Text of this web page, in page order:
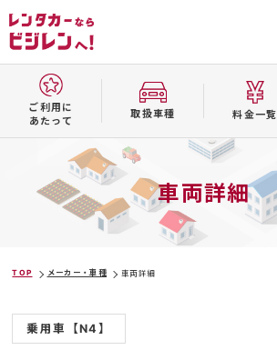
ご利用に
あたって
取扱⾞種 料⾦⼀覧
車両詳細
TOP メーカー・車種 車両詳細
乗用車【N4】